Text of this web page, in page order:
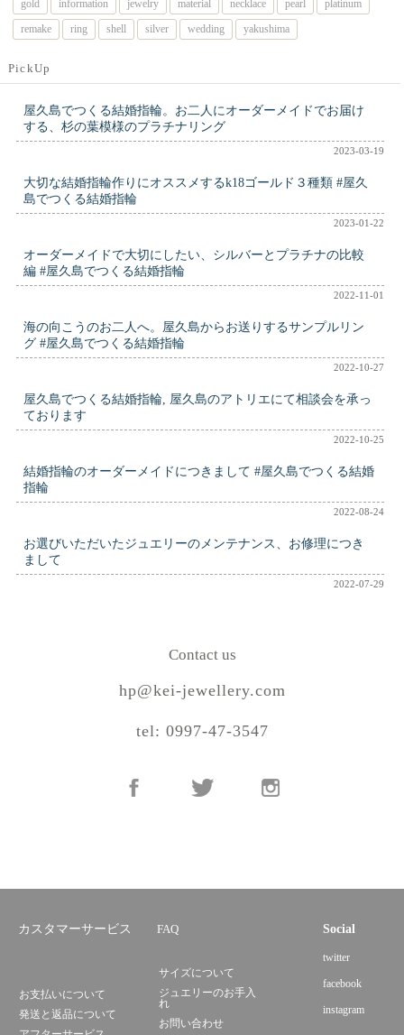
gold
information jewelry material necklace pearl
platinum
remake
ring shell silver wedding yakushima
PickUp
屋久島でつくる結婚指輪。お二人にオーダーメイドでお届け
する、杉の葉模様のプラチナリング
2023-03-19
大切な結婚指輪作りにオススメするk18ゴールド３種類 #屋久
島でつくる結婚指輪
2023-01-22
オーダーメイドで大切にしたい、シルバーとプラチナの比較
編 #屋久島でつくる結婚指輪
2022-11-01
海の向こうのお二人へ。屋久島からお送りするサンプルリン
グ #屋久島でつくる結婚指輪
2022-10-27
屋久島でつくる結婚指輪, 屋久島のアトリエにて相談会を承っ
ております
2022-10-25
結婚指輪のオーダーメイドにつきまして #屋久島でつくる結婚
指輪
2022-08-24
お選びいただいたジュエリーのメンテナンス、お修理につき
まして
2022-07-29
Contact us
hp@kei-jewellery.com
tel: 0997-47-3547
カスタマーサービス FAQ
お支払いについて
発送と返品について
サイズについて
ジュエリーのお手入
れ
お問い合わせ
Social
twitter
facebook
instagram